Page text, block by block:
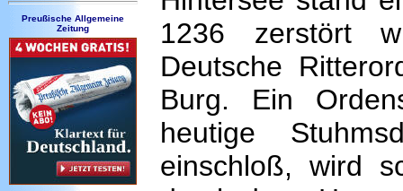
Preußische Allgemeine
Zeitung
1236 zerstört
Deutsche
Burg. Ein
heutige
einschloß, wird